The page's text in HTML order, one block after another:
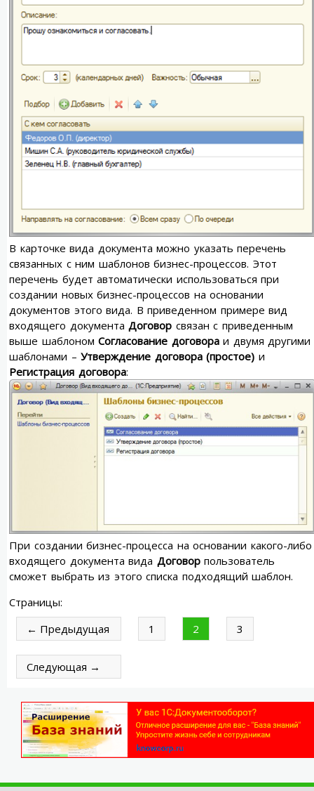
В карточке вида документа можно указать перечень
связанных с ним шаблонов бизнес-процессов. Этот
перечень будет автоматически использоваться при
создании новых бизнес-процессов на основании
документов этого вида. В приведенном примере вид
входящего документа Договор связан с приведенным
выше шаблоном Согласование договораи двумя другими
шаблонами – Утверждение договора (простое) и
Регистрация договора:
При создании бизнес-процесса на основании какого-либо
входящего документа вида Договорпользователь
сможет выбрать из этого списка подходящий шаблон.
Страницы:
← Предыдущая
1 2 3
Следующая →